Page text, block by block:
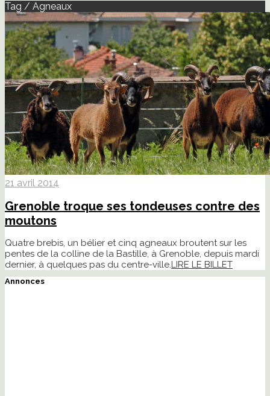
Tag / Agneaux
21 avril 2014
Grenoble troque ses tondeuses contre des
moutons
Quatre brebis, un bélier et cinq agneaux broutent sur les
pentes de la colline de la Bastille, à Grenoble, depuis mardi
dernier, à quelques pas du centre-ville.LIRE LE BILLET
Annonces